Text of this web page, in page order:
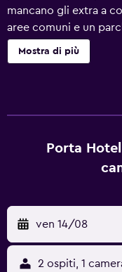
mancano gli extra a
aree comuni e un
includono un bar/
snack bar. Porta Hotel
set di cortesia
telefono. Le camere
camere sono state
Sono presenti una
bambini e una vasca
comprendono anche
Mostra di più
Porta
ven 14/08
2 ospiti, 1